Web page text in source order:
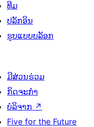
ທີມ
ປລັກອິນ
ຮູບແບບບລັອກ
ມີສ່ວນຮ່ວມ
ກິດຈະກຳ
ບໍລິຈາກ ↗
Five for the Future